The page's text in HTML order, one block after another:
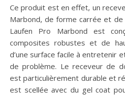
Ce produit est en effet, un
Marbond, de forme carrée et de
Laufen Pro Marbond est
composites robustes et de
d’une surface facile à entretenir
de problème. Le receveur de
est particulièrement durable et
est scellée avec du gel coat